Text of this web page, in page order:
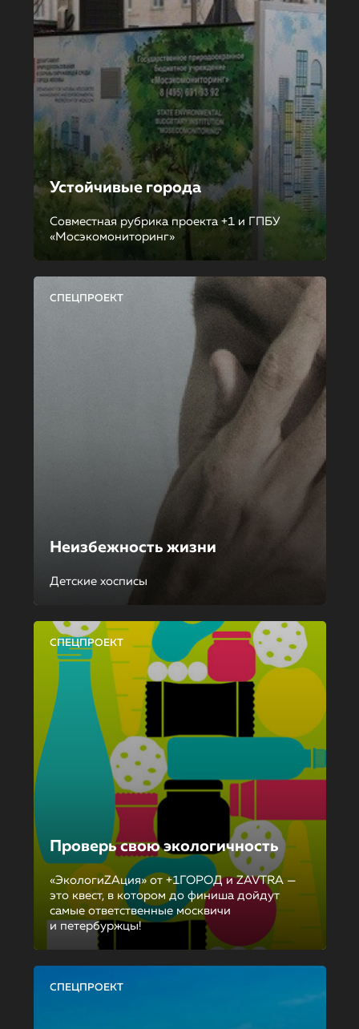
Устойчивые города
Совместная рубрика проекта +1 и ГПБУ
«Мосэкомониторинг»
СПЕЦПРОЕКТ
Неизбежность жизни
Детские хосписы
СПЕЦПРОЕКТ
Проверь свою экологичность
«ЭкологиZAция» от +1ГОРОД и ZAVTRA —
это квест, в котором до финиша дойдут
самые ответственные москвичи
и петербуржцы!
СПЕЦПРОЕКТ